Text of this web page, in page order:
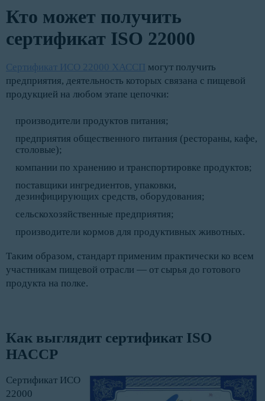
Кто может получить
сертификат ISO 22000
Сертификат ИСО 22000 ХАССП могут получить
предприятия, деятельность которых связана с пищевой
продукцией на любом этапе цепочки:
производители продуктов питания;
предприятия общественного питания (рестораны, кафе,
столовые);
компании по хранению и транспортировке продуктов;
поставщики ингредиентов, упаковки,
дезинфицирующих средств, оборудования;
сельскохозяйственные предприятия;
производители кормов для продуктивных животных.
Таким образом, стандарт применим практически ко всем
участникам пищевой отрасли — от сырья до готового
продукта на полке.
Как выглядит сертификат ISO
HACCP
Сертификат ИСО
22000